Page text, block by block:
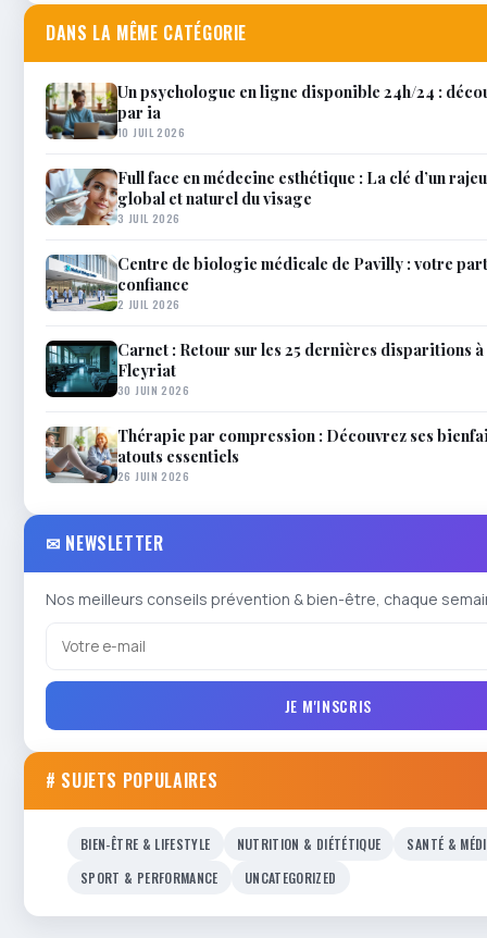
DANS LA MÊME CATÉGORIE
Un psychologue en ligne disponible 24h/24 :
par ia
10 JUIL 2026
Full face en médecine esthétique : La clé d’un
global et naturel du visage
3 JUIL 2026
Centre de biologie médicale de Pavilly : votre
confiance
2 JUIL 2026
Carnet : Retour sur les 25 dernières disparitions à
Fleyriat
30 JUIN 2026
Thérapie par compression : Découvrez ses
atouts essentiels
26 JUIN 2026
✉ NEWSLETTER
Nos meilleurs conseils prévention & bien-être, chaque
JE M'INSCRIS
# SUJETS POPULAIRES
BIEN-ÊTRE & LIFESTYLE NUTRITION & DIÉTÉTIQUE
SANTÉ &
SPORT & PERFORMANCE
UNCATEGORIZED